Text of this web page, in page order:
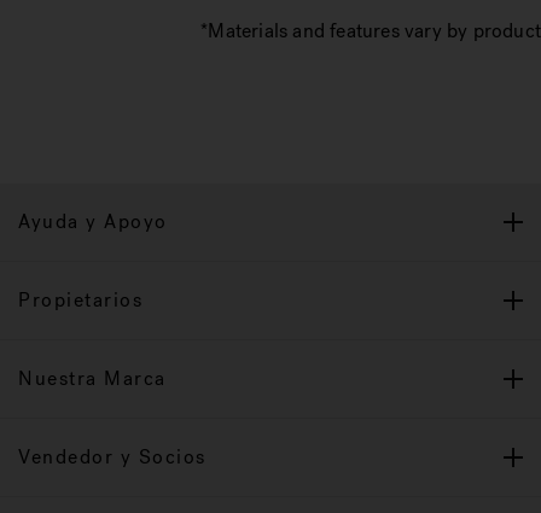
*Materials and features vary by product
Ayuda y Apoyo
Propietarios
Nuestra Marca
Vendedor y Socios